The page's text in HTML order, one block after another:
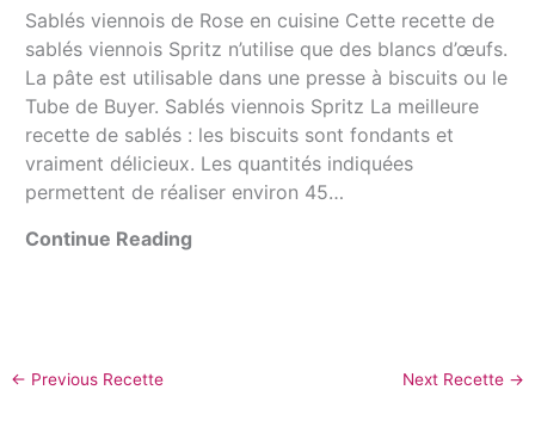
Sablés viennois de Rose en cuisine Cette recette de
sablés viennois Spritz n’utilise que des blancs d’œufs.
La pâte est utilisable dans une presse à biscuits ou le
Tube de Buyer. Sablés viennois Spritz La meilleure
recette de sablés : les biscuits sont fondants et
vraiment délicieux. Les quantités indiquées
permettent de réaliser environ 45…
Continue Reading
← Previous Recette Next Recette →